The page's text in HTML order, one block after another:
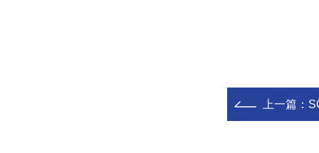
上一篇：